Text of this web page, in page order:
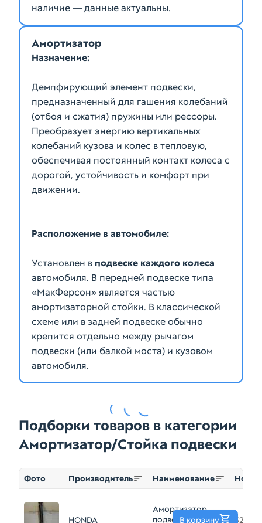
наличие — данные актуальны.
Амортизатор
Назначение:
Демпфирующий элемент подвески,
предназначенный для гашения колебаний
(отбоя и сжатия) пружины или рессоры.
Преобразует энергию вертикальных
колебаний кузова и колес в тепловую,
обеспечивая постоянный контакт колеса с
дорогой, устойчивость и комфорт при
Расположение в автомобиле:
Установлен в подвеске каждого колеса
автомобиля. В передней подвеске типа
«МакФерсон» является частью
амортизаторной стойки. В классической
схеме или в задней подвеске обычно
крепится отдельно между рычагом
подвески (или балкой моста) и кузовом
Подборки товаров в категории
Амортизатор/Стойка подвески
Фото Производитель Наименование Номер
HONDA
Амортизатор
подвески HONDA
В корзину